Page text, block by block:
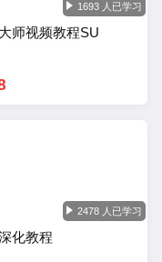
1693 人已学习
师视频教程SU
2478 人已学习
化教程